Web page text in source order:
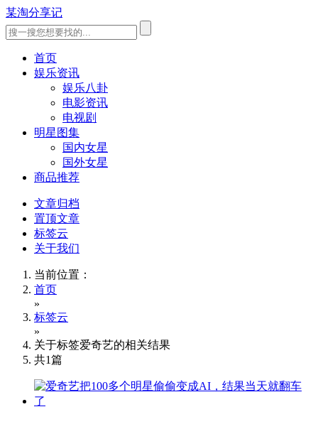
某淘分享记
首页
娱乐资讯
娱乐八卦
电影资讯
电视剧
明星图集
国内女星
国外女星
商品推荐
文章归档
置顶文章
标签云
关于我们
当前位置：
首页
»
标签云
»
关于标签爱奇艺的相关结果
共1篇